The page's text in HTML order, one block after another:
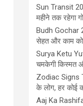
Sun Transit
महीने तक रहेगा
Budh Gochar
सेहत और काम
Surya Ketu
चमकेगी किस्मत
Zodiac Signs
के लोग, हर कोई
Aaj Ka